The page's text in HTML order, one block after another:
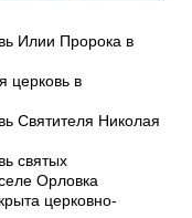
Илии Пророка в
церковь в
Святителя Николая
святых
Орловка
церковно-